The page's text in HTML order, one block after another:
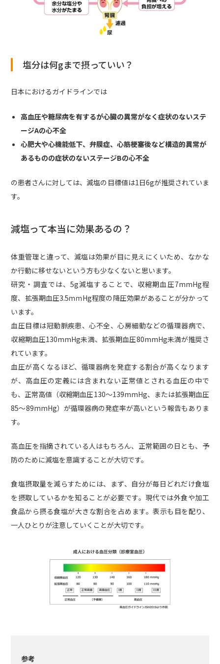
塩分は何gまで摂っていい？
日本におけるガイドラインでは
高血圧や糖尿病を有するが心臓の異常がなく症状のないステ
ージAの心不全
心肥大や心機能低下、弁膜症、心筋梗塞後など構造的異常が
あるものの症状のないステージBの心不全
の患者さんに対しては、減塩の目標値は1日6gが推奨されていま
す。
減塩って本当に効果あるの？
体重管理と違って、減塩は効果が目に見えにくいため、なかな
か行動に移せないという方も少なくないと思います。
研究・調査では、5g減塩することで、収縮期血圧7mmHg程
度、拡張期血圧3.5ｍｍHg程度の降圧効果があることが分かって
います。
血圧目標は冠動脈疾患、心不全、心房細動などの循環器病で、
収縮期血圧130mmHg未満、拡張期血圧80mmHg未満が推奨さ
れています。
血圧が高くなるほど、循環器病を発症する割合が高くなります
が、高血圧の定義には含まれない正常値とされる血圧の中で
も、正常高値（収縮期血圧130～139mmHg、または拡張期血圧
85～89mmHg）が循環器病の発症率が高いという報告もありま
す。
高血圧を指摘されている人はもちろん、正常範囲の日とも、予
防のために減塩を意識することが大切です。
食塩摂取量を減らすためには、まず、自分が毎日どれだけ食塩
を摂取しているかを知ることが必要です。現代では外食や加工
食品から摂る食塩が大きな割合を占めます。表示も目を配り、
一人ひとりが注意していくことが大切です。
参考